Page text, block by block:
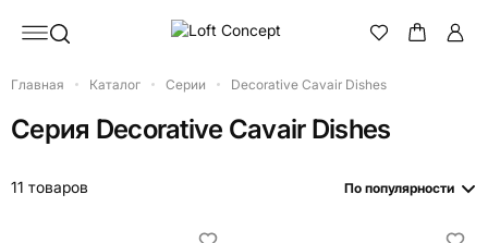
Главная Каталог Серии Decorative Cavair Dishes
Серия Decorative Cavair Dishes
11 товаров По популярности